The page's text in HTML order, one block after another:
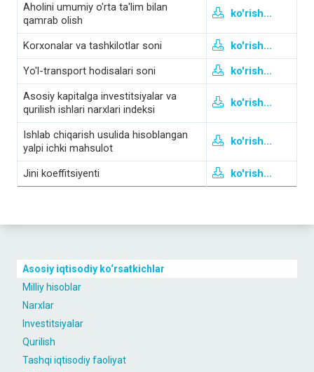
Asosiy iqtisodiy ko‘rsatkichlar
Milliy hisoblar
Narxlar
Investitsiyalar
Qurilish
Tashqi iqtisodiy faoliyat
Aholini umumiy o'rta ta'lim bilan
qamrab olish
ko'rish...
Korxonalar va tashkilotlar soni
ko'rish...
Yo'l-transport hodisalari soni
ko'rish...
Asosiy kapitalga investitsiyalar va
qurilish ishlari narxlari indeksi
ko'rish...
Ishlab chiqarish usulida hisoblangan
yalpi ichki mahsulot
ko'rish...
Jini koeffitsiyenti ko'rish...